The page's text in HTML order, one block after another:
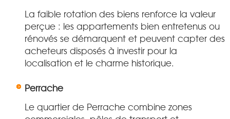
La faible rotation des biens renforce la valeur
perçue : les appartements bien entretenus ou
rénovés se démarquent et peuvent capter des
acheteurs disposés à investir pour la
localisation et le charme historique.
Perrache
Le quartier de Perrache combine zones